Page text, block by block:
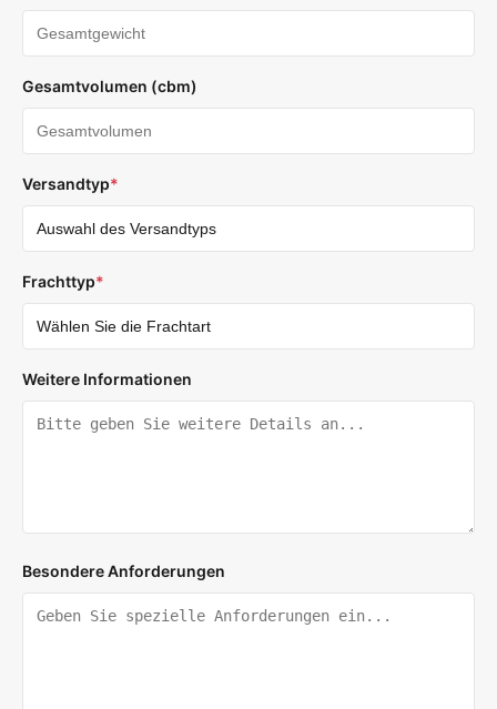
Gesamtvolumen (cbm)
Versandtyp*
Frachttyp*
Weitere Informationen
Besondere Anforderungen